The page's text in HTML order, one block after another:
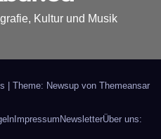
Kultur und Musik
| Theme: Newsup von Themeansar
Impressum NewsletterÜber uns: